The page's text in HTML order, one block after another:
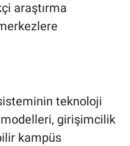
araştırma
teknoloji
modelleri, girişimcilik
kampüs